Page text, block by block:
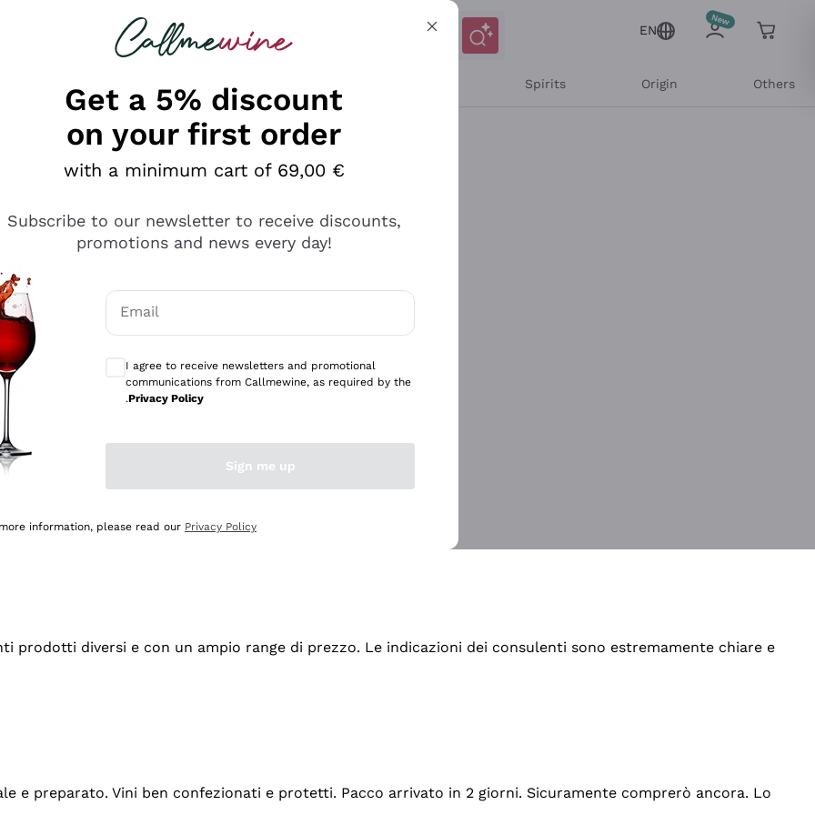
looking for
EN
Spirits Origin Others
professionalità
diversi e con un ampio range di prezzo. Le indicazioni dei consulenti sono estremamente chiare e
e preparato. Vini ben confezionati e protetti. Pacco arrivato in 2 giorni. Sicuramente comprerò ancora. Lo
Get a 5% discount
on your first order
with a minimum cart of 69,00 €
Subscribe to our newsletter to receive discounts,
promotions and news every day!
Email
I agree to receive newsletters and promotional
communications from Callmewine, as required by the
.Privacy Policy
Sign me up
information, please read our Privacy Policy